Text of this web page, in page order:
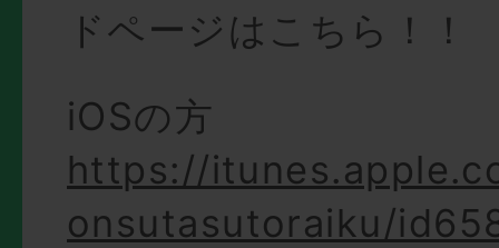
ドページはこちら！！
iOSの方
https://
onsutasutoraiku/